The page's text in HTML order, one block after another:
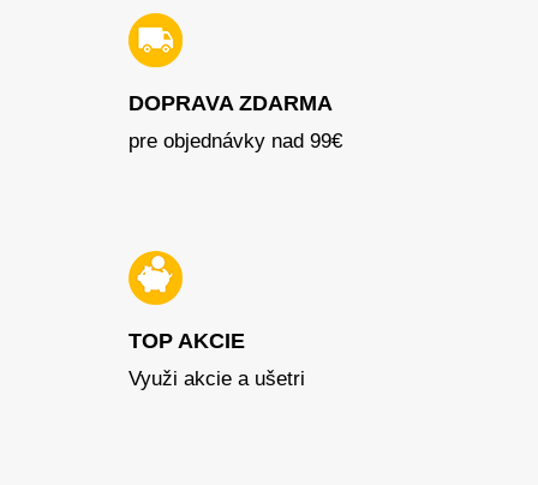
DOPRAVA ZDARMA
pre objednávky nad 99€
TOP AKCIE
Využi akcie a ušetri